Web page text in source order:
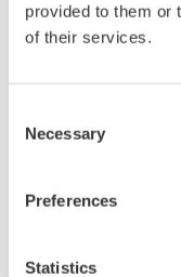
provided to them or
of their services.
Selection
Necessary
Preferences
Statistics
erweiterte